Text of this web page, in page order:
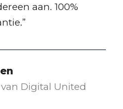
aan. 100%
Digital United